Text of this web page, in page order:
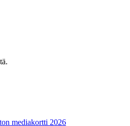
mediakortti 2026